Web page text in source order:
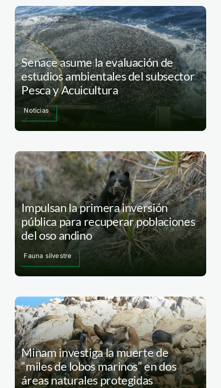
Senace asume la evaluación de
estudios ambientales del subsector
Pesca y Acuicultura
Noticias
Impulsan la primera inversión
pública para recuperar poblaciones
del oso andino
Fauna silvestre
Minam investiga la muerte de
“miles de lobos marinos” en dos
áreas naturales protegidas